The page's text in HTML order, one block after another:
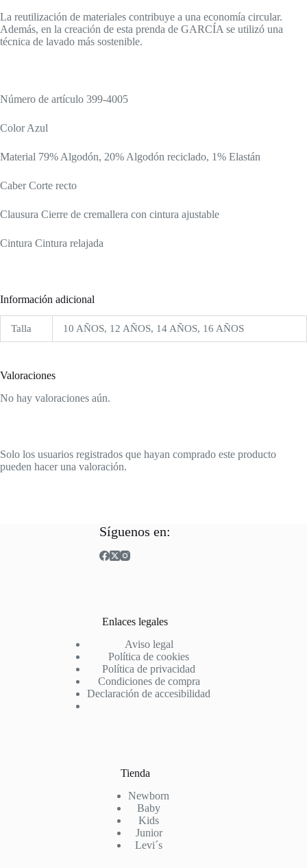
La reutilización de materiales contribuye a una economía circular.
Además, en la creación de esta prenda de GARCÍA se utilizó una
técnica de lavado más sostenible.
Número de artículo 399-4005
Color Azul
Material 79% Algodón, 20% Algodón reciclado, 1% Elastán
Caber Corte recto
Clausura Cierre de cremallera con cintura ajustable
Cintura Cintura relajada
Información adicional
Talla 10 AÑOS, 12 AÑOS, 14 AÑOS, 16 AÑOS
Valoraciones
No hay valoraciones aún.
Solo los usuarios registrados que hayan comprado este producto
pueden hacer una valoración.
Síguenos en:
Enlaces legales
Aviso legal
Política de cookies
Política de privacidad
Condiciones de compra
Declaración de accesibilidad
Tienda
Newborn
Baby
Kids
Junior
Levi´s